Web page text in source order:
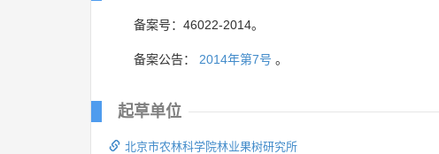
备案号：46022-2014。
备案公告： 2014年第7号 。
起草单位
北京市农林科学院林业果树研究所